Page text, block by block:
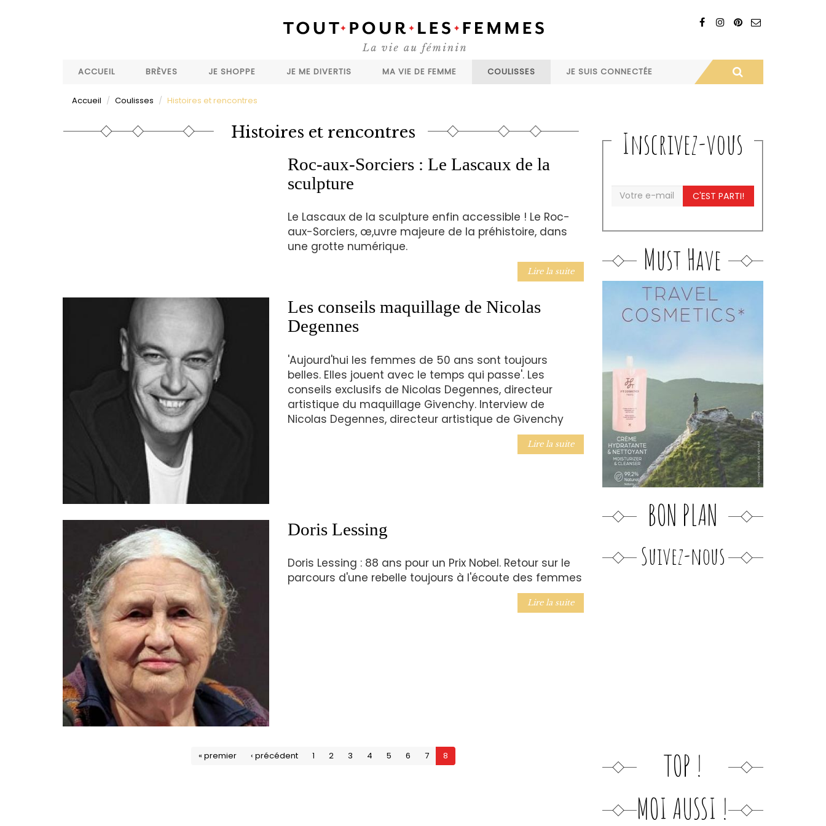
ACCUEIL
BRÈVES JE SHOPPE JE ME DIVERTIS MA VIE DE FEMME COULISSES JE SUIS CONNECTÉE
Accueil Coulisses Histoires et rencontres
Histoires et rencontres
Roc-aux-Sorciers : Le Lascaux de la
sculpture
Le Lascaux de la sculpture enfin accessible ! Le Roc-
aux-Sorciers, œ,uvre majeure de la préhistoire, dans
une grotte numérique.
Lire la suite
Les conseils maquillage de Nicolas
Degennes
'Aujourd'hui les femmes de 50 ans sont toujours
belles. Elles jouent avec le temps qui passe'. Les
conseils exclusifs de Nicolas Degennes, directeur
artistique du maquillage Givenchy. Interview de
Nicolas Degennes, directeur artistique de Givenchy
Lire la suite
Doris Lessing
Doris Lessing : 88 ans pour un Prix Nobel. Retour sur le
parcours d'une rebelle toujours à l'écoute des femmes
Lire la suite
« premier ‹ précédent 1 2 3 4 5 6 7 8
Inscrivez-vous
C'EST PARTI!
Must Have
BON PLAN
Suivez-nous
TOP !
MOI AUSSI !